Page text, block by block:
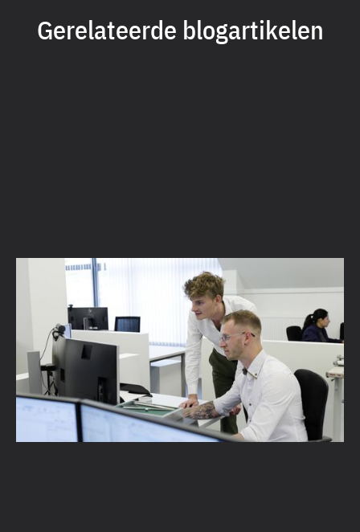
Gerelateerde blogartikelen
2D-plannen, 3D-modellen en eigen scripts:
hoe ingenieursbureau Concreet by Studibo
Vectorworks gebruikt
Lees verder →